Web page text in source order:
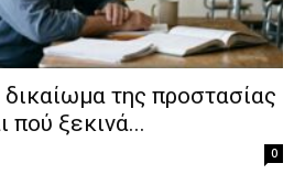
της προστασίας
πού ξεκινά...
0